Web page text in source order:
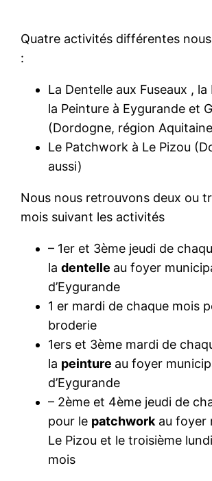
Quatre activités différentes
:
La Dentelle aux Fuseaux ,
la Peinture à Eygurande et
(Dordogne, région
Le Patchwork à Le Pizou
aussi)
Nous nous retrouvons deux ou
mois suivant les activités
– 1er et 3ème jeudi de
ladentelle au foyer
d’Eygurande
1 er mardi de chaque mois
broderie
1ers et 3ème mardi de
la peinture au foyer
d’Eygurande
– 2ème et 4ème jeudi de
pour le patchwork au foyer
Le Pizou et le troisième
mois